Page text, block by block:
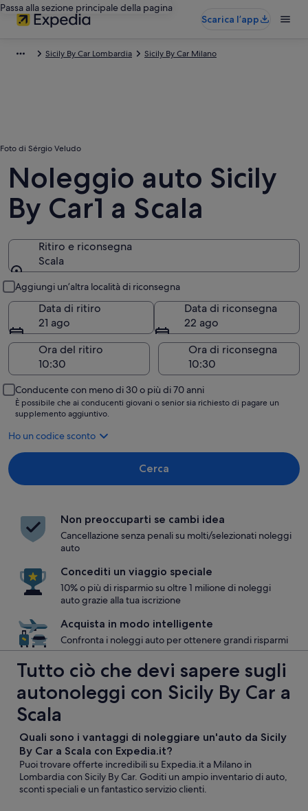
Passa alla sezione principale della pagina
Scarica l’app
Sicily By Car Lombardia Sicily By Car Milano
Foto di Sérgio Veludo
Noleggio auto Sicily
By Car1 a Scala
Ritiro e riconsegna
Scala
Aggiungi un’altra località di riconsegna
Data di ritiro
21 ago
Data di riconsegna
22 ago
Ora del ritiro
Ora di riconsegna
Conducente con meno di 30 o più di 70 anni
È possibile che ai conducenti giovani o senior sia richiesto di pagare un
supplemento aggiuntivo.
Ho un codice sconto
Cerca
Non preoccuparti se cambi idea
Cancellazione senza penali su molti/selezionati noleggi
auto
Concediti un viaggio speciale
10% o più di risparmio su oltre 1 milione di noleggi
auto grazie alla tua iscrizione
Acquista in modo intelligente
Confronta i noleggi auto per ottenere grandi risparmi
Tutto ciò che devi sapere sugli
autonoleggi con Sicily By Car a
Scala
Quali sono i vantaggi di noleggiare un'auto da Sicily
By Car a Scala con Expedia.it?
Puoi trovare offerte incredibili su Expedia.it a Milano in
Lombardia con Sicily By Car. Goditi un ampio inventario di auto,
sconti speciali e un fantastico servizio clienti.